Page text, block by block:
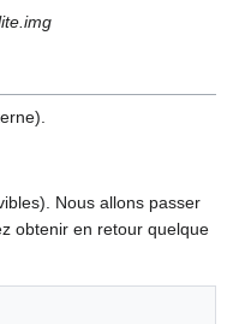
Nous allons passer
obtenir en retour quelque